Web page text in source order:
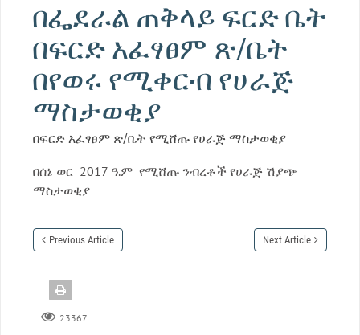
በፌደራል ጠቅላይ ፍርድ ቤት
በፍርድ አፈፃፀም ጽ/ቤት
በየወሩ የሚቀርብ የሀራጅ
ማስታወቂያ
በፍርድ አፈፃፀም ጽ/ቤት የሚሸጡ የሀራጅ ማስታወቂያ
በሰኔ ወር 2017 ዓ.ም የሚሸጡ ንብረቶች የሀራጅ ሽያጭ
ማስታወቂያ
Previous Article Next Article
23367